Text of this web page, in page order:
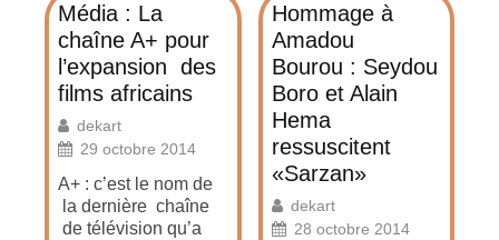
Média : La
chaîne A+ pour
l’expansion des
films africains
dekart
29 octobre 2014
A+ : c’est le nom de
la dernière chaîne
de télévision qu’a
Hommage à
Amadou
Bourou : Seydou
Boro et Alain
Hema
ressuscitent
«Sarzan»
dekart
28 octobre 2014